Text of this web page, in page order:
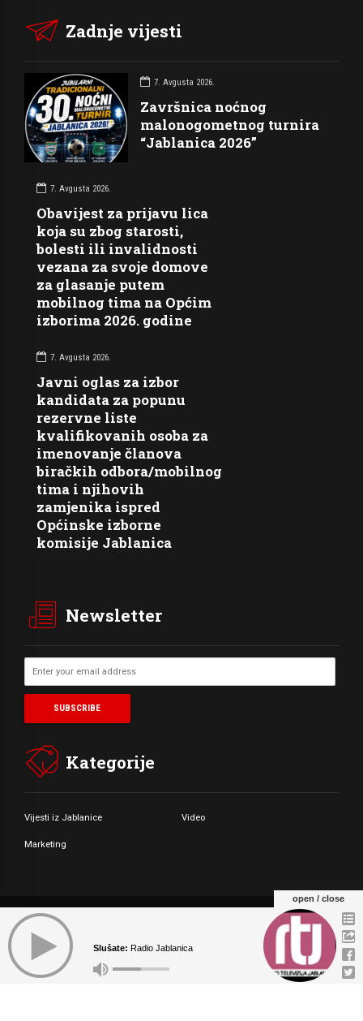
Zadnje vijesti
7. Avgusta 2026.
Završnica noćnog
malonogometnog turnira
“Jablanica 2026”
7. Avgusta 2026.
Obavijest za prijavu lica
koja su zbog starosti,
bolesti ili invalidnosti
vezana za svoje domove
za glasanje putem
mobilnog tima na Općim
izborima 2026. godine
7. Avgusta 2026.
Javni oglas za izbor
kandidata za popunu
rezervne liste
kvalifikovanih osoba za
imenovanje članova
biračkih odbora/mobilnog
tima i njihovih
zamjenika ispred
Općinske izborne
komisije Jablanica
Newsletter
Kategorije
Vijesti iz Jablanice Video
Marketing
© Copyright by Radio Televizija Jablanica 2021. All rights reserved.
O NAMA MARKETING KONTAKT
open / close
Slušate: Radio Jablanica